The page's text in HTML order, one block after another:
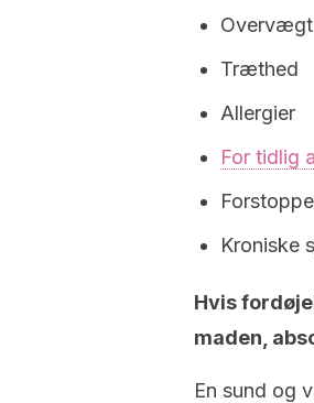
Overvægt
Træthed
Allergier
For tidlig
Kroniske
Hvis
maden,
En sund og